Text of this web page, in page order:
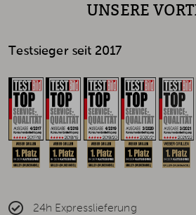
UNSERE
Testsieger seit 2017
24h Expresslieferung